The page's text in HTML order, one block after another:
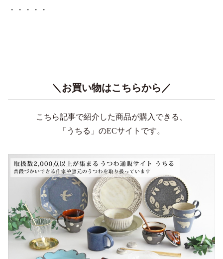
・・・・・
＼お買い物はこちらから／
こちら記事で紹介した商品が購入できる、
「うちる」のECサイトです。